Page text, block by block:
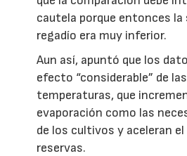
cautela porque entonces la
regadío era muy inferior.
Aun así, apuntó que los
efecto “considerable” de
temperaturas, que
evaporación como las
de los cultivos y aceleran
reservas.